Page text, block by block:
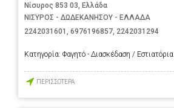
Νίσυρος 853 03, Ελλάδα
ΝΙΣΥΡΟΣ - ΔΩΔΕΚΑΝΗΣΟΥ - ΕΛΛΑΔΑ
2242031601 , 6976196857, 2242031294
Κατηγορία: Φαγητό - Διασκέδαση / Εστιατόρια
ΠΕΡΙΣΣΟΤΕΡΑ